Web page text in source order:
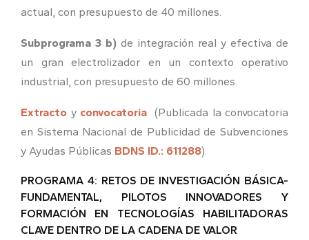
actual, con presupuesto de 40 millones.
Subprograma 3 b) de integración real y efectiva de
un gran electrolizador en un contexto operativo
industrial, con presupuesto de 60 millones.
Extracto y convocatoria (Publicada la convocatoria
en Sistema Nacional de Publicidad de Subvenciones
y Ayudas Públicas BDNS ID.: 611288)
PROGRAMA 4: RETOS DE INVESTIGACIÓN BÁSICA-
FUNDAMENTAL, PILOTOS INNOVADORES Y
FORMACIÓN EN TECNOLOGÍAS HABILITADORAS
CLAVE DENTRO DE LA CADENA DE VALOR